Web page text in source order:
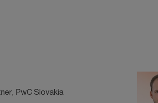
PwC Slovakia